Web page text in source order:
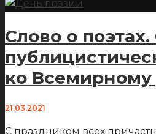
Слово о
ко
21.03.2021
С праздником всех